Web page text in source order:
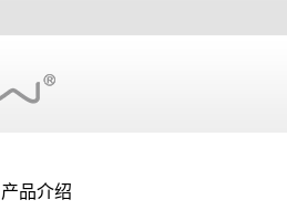
产品介绍